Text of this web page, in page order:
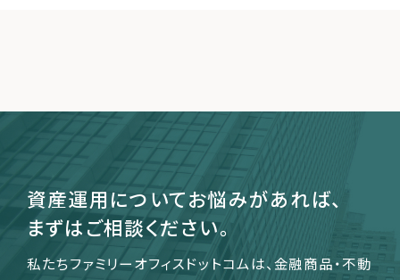
資産運用についてお悩みがあれば、
まずはご相談ください。
私たちファミリーオフィスドットコムは、金融商品・不動